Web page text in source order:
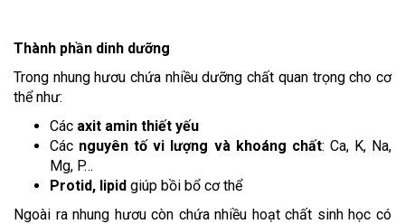
Thành phần dinh dưỡng
Trong nhung hươu chứa nhiều dưỡng chất quan trọng cho cơ
thể như:
Các axit amin thiết yếu
Các nguyên tố vi lượng và khoáng chất: Ca, K, Na,
Mg, P…
Protid, lipid giúp bồi bổ cơ thể
Ngoài ra nhung hươu còn chứa nhiều hoạt chất sinh học có